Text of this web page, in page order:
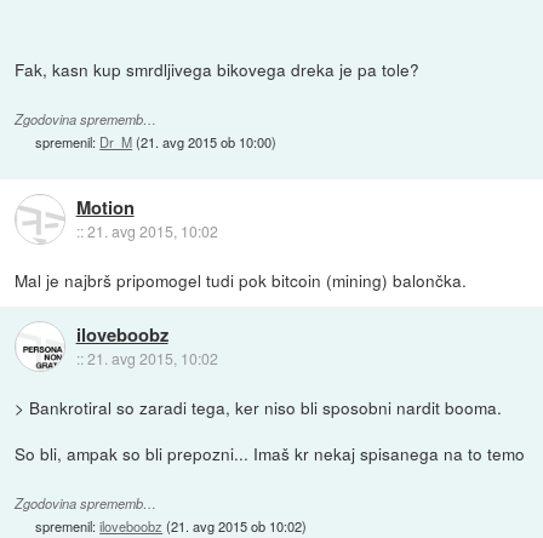
Fak, kasn kup smrdljivega bikovega dreka je pa tole?
Zgodovina sprememb…
spremenil: Dr_M(21. avg 2015 ob 10:00)
Motion
::21. avg 2015, 10:02
Mal je najbrš pripomogel tudi pok bitcoin (mining) balončka.
iloveboobz
::21. avg 2015, 10:02
> Bankrotiral so zaradi tega, ker niso bli sposobni nardit booma.
So bli, ampak so bli prepozni... Imaš kr nekaj spisanega na to temo
Zgodovina sprememb…
spremenil:iloveboobz (21. avg 2015 ob 10:02)